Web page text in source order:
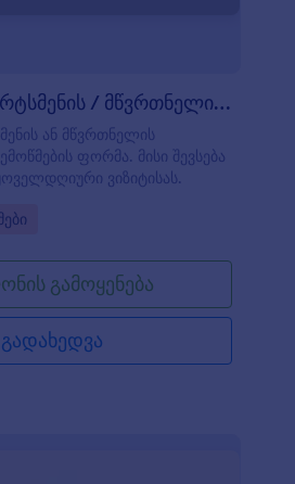
COVID 19 სპორტსმენის / მწვრთნელის მონიტორი
ან მწვრთნელის
ფორმა. მისი შევსება
ვიზიტისას.
გამოყენება
გადახედვა